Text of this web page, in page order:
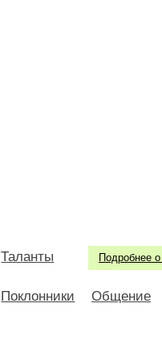
Подробнее о
Таланты
Поклонники Общение